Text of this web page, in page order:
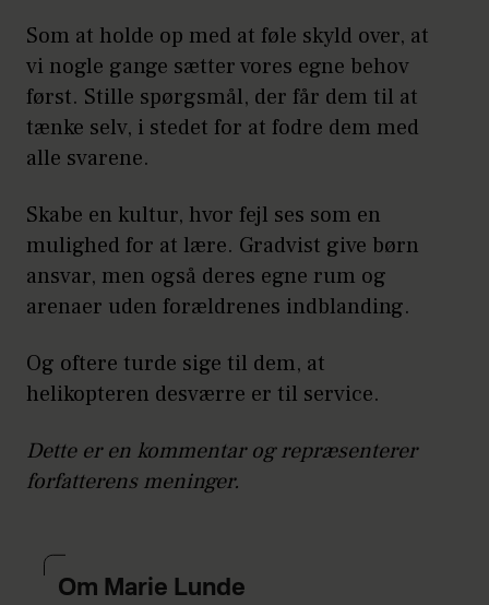
Som at holde op med at føle skyld over, at
vi nogle gange sætter vores egne behov
først. Stille spørgsmål, der får dem til at
tænke selv, i stedet for at fodre dem med
alle svarene.
Skabe en kultur, hvor fejl ses som en
mulighed for at lære. Gradvist give børn
ansvar, men også deres egne rum og
arenaer uden forældrenes indblanding.
Og oftere turde sige til dem, at
helikopteren desværre er til service.
Dette er en kommentar og repræsenterer
forfatterens meninger.
Om Marie Lunde